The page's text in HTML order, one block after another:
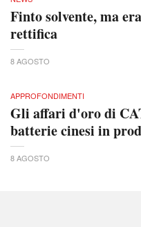
Finto solvente, ma
rettifica
8 AGOSTO
APPROFONDIMENTI
Gli affari d'oro di
batterie cinesi in
8 AGOSTO